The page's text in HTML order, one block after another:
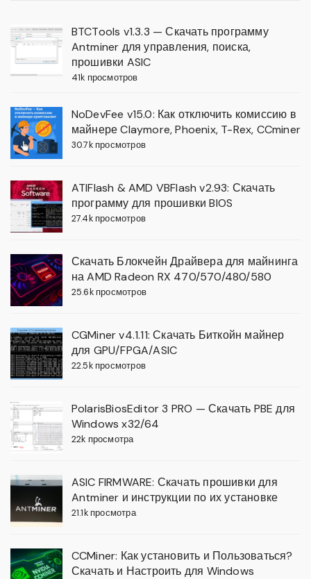
BTCTools v1.3.3 — Скачать программу
Antminer для управления, поиска,
прошивки ASIC
41k просмотров
NoDevFee v15.0: Как отключить комиссию в
майнере Claymore, Phoenix, T-Rex, CCminer
30.7k просмотров
ATIFlash & AMD VBFlash v2.93: Скачать
программу для прошивки BIOS
27.4k просмотров
Скачать Блокчейн Драйвера для майнинга
на AMD Radeon RX 470/570/480/580
25.6k просмотров
CGMiner v4.1.11: Скачать Биткойн майнер
для GPU/FPGA/ASIC
22.5k просмотров
PolarisBiosEditor 3 PRO — Скачать PBE для
Windows x32/64
22k просмотра
ASIC FIRMWARE: Скачать прошивки для
Antminer и инструкции по их установке
21.1k просмотра
CCMiner: Как установить и Пользоваться?
Скачать и Настроить для Windows